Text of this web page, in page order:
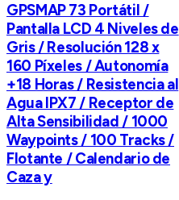
GPSMAP 73 Portátil /
Pantalla LCD 4 Niveles de
Gris / Resolución 128 x
160 Píxeles / Autonomía
+18 Horas / Resistencia al
Agua IPX7 / Receptor de
Alta Sensibilidad / 1000
Waypoints / 100 Tracks /
Flotante / Calendario de
Caza y